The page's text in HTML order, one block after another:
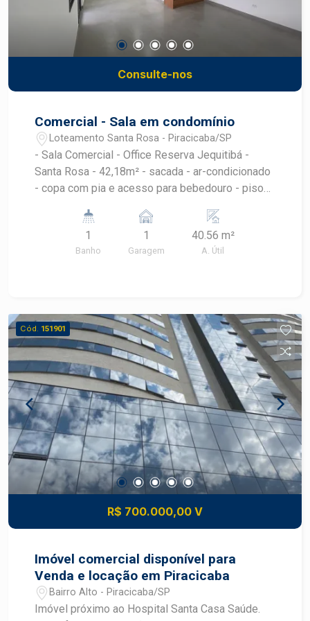
Consulte-nos
Comercial - Sala em condomínio
Loteamento Santa Rosa - Piracicaba/SP
- Sala Comercial - Office Reserva Jequitibá -
Santa Rosa - 42,18m² - sacada - ar-condicionado
- copa com pia e acesso para bebedouro - piso
Infraestrutura - recepção - 3 elevadores - praça
de convivência - 3 salas de reunião equipadas
com retroprojetor, ar condicionado, cafeteira
1
Banho
1
Garagem
40.56 m²
A. Útil
Cód. 151901
R$ 700.000,00 V
Imóvel comercial disponível para
Venda e locação em Piracicaba
Bairro Alto - Piracicaba/SP
Imóvel próximo ao Hospital Santa Casa Saúde.